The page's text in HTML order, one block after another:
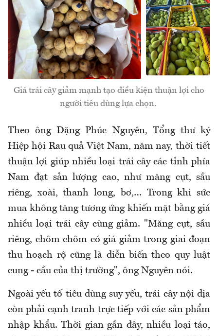
Giá trái cây giảm mạnh tạo điều kiện thuận lợi cho
người tiêu dùng lựa chọn.
Theo ông Đặng Phúc Nguyên, Tổng thư ký
Hiệp hội Rau quả Việt Nam, năm nay, thời tiết
thuận lợi giúp nhiều loại trái cây các tỉnh phía
Nam đạt sản lượng cao, như măng cụt, sầu
riêng, xoài, thanh long, bơ,… Trong khi sức
mua không tăng tương ứng khiến mặt bằng giá
nhiều loại trái cây cùng giảm. "Măng cụt, sầu
riêng, chôm chôm có giá giảm trong giai đoạn
thu hoạch rộ cũng là diễn biến theo quy luật
cung - cầu của thị trường", ông Nguyên nói.
Ngoài yếu tố tiêu dùng suy yếu, trái cây nội địa
còn phải cạnh tranh trực tiếp với các sản phẩm
nhập khẩu. Thời gian gần đây, nhiều loại táo,